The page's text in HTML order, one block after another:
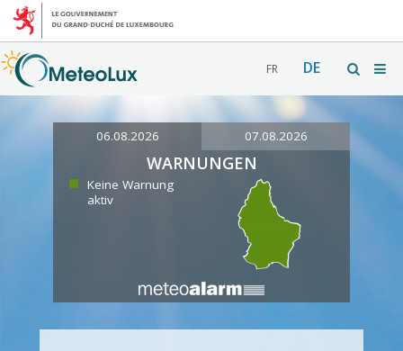
FR DE
06.08.2026 07.08.2026
WARNUNGEN
Keine Warnung
aktiv